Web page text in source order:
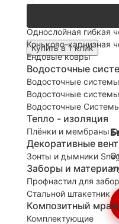
Многослойная
Однослойная гибкая
Коньково-карнизная
Ендовые ковры
Водосточные
Водосточные
Водосточные
Водосточные
Тепло - изоляция
Плёнки и мембраны
Декоративные
Зонты и дымники
Заборы и
Профнастил для
Стальной штакетник
Композитный
Комплектующие
Купить в 1 клик
и